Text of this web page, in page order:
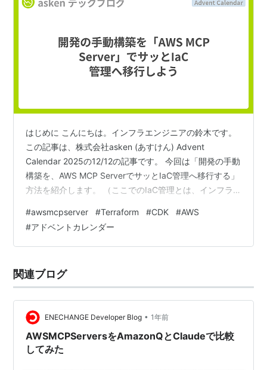
はじめに こんにちは。インフラエンジニアの鈴木です。
この記事は、株式会社asken (あすけん) Advent
Calendar 2025の12/12の記事です。 今回は「開発の手動
構築を、AWS MCP ServerでサッとIaC管理へ移行する」
方法を紹介します。 （ここでのIaC管理とは、インフラ
ることを指します。） スピードが求められる場面では、
まず開発環境を手動で素早く構築することがあります。
しかし、ステージングや本番へ進める段階で、既存リソ
滞しやすいのが課題です。 この問題を解…
#awsmcpserver #Terraform #CDK #AWS
#アドベントカレンダー
関連ブログ
ENECHANGE Developer Blog • 1年前
AWSMCPServersをAmazonQとClaudeで比較
してみた